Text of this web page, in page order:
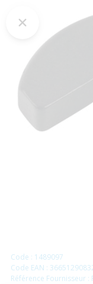
Code : 1489097
Code EAN :
Référence Fournisseur :